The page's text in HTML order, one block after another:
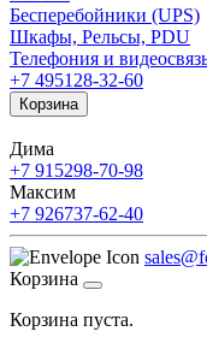
Бесперебойники (UPS)
Шкафы, Рельсы, PDU
Телефония и
+7 495128-32-60
Корзина
Дима
+7 915298-70-98
Максим
+7 926737-62-40
Корзина
Корзина пуста.